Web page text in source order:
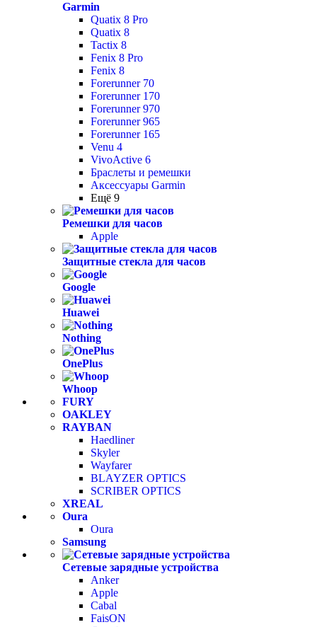
Garmin
Quatix 8 Pro
Quatix 8
Tactix 8
Fenix 8 Pro
Fenix 8
Forerunner 70
Forerunner 170
Forerunner 970
Forerunner 965
Forerunner 165
Venu 4
VivoActive 6
Браслеты и ремешки
Аксессуары Garmin
Ещё 9
Ремешки для часов
Apple
Защитные стекла для часов
Google
Huawei
Nothing
OnePlus
Whoop
FURY
OAKLEY
RAYBAN
Haedliner
Skyler
Wayfarer
BLAYZER OPTICS
SCRIBER OPTICS
XREAL
Oura
Oura
Samsung
Сетевые зарядные устройства
Anker
Apple
Cabal
FaisON